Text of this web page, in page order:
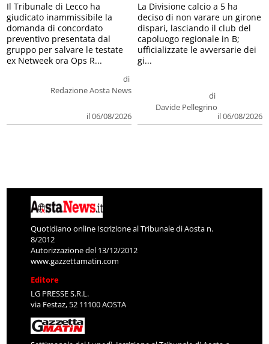
di
Redazione Aosta News
il 06/08/2026
Il Tribunale di Lecco ha
giudicato inammissibile la
domanda di concordato
preventivo presentata dal
gruppo per salvare le testate
ex Netweek ora Ops R...
di
Davide Pellegrino
il 06/08/2026
La Divisione calcio a 5 ha
deciso di non varare un girone
dispari, lasciando il club del
capoluogo regionale in B;
ufficializzate le avversarie dei
gi...
Quotidiano online Iscrizione al Tribunale di Aosta n.
8/2012
Autorizzazione del 13/12/2012
www.gazzettamatin.com
Editore
LG PRESSE S.R.L.
via Festaz, 52 11100 AOSTA